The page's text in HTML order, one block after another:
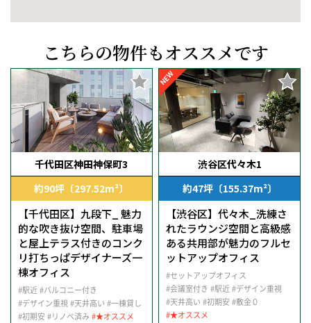
こちらの物件もオススメです
千代田区神田神保町3
約90坪〔297.52m²〕
【千代田区】九段下_ 魅力
的な吹き抜け空間、駐車場
と屋上テラス付きのコンク
リ打ちっぱデザイナーズ一
棟オフィス
#駅近 #バルコニー付き
#デザイン重視#天井高い #一棟貸し
#初期安 #リノベ済み #★オススメ
NEW
渋谷区代々木1
約47坪〔155.37m²〕
【渋谷区】代々木_洗練さ
れたラウンジ空間と高級感
ある共用部が魅力のフルセ
ットアップオフィス
#セットアップオフィス
#会議室付き #駅近 #デザイン重視
#天井高い #初期安 #敷金０
#★オススメ